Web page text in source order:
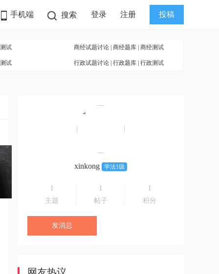
手机端 搜索 登录 注册 投稿
试 商经试题讨论 商经题库 商经测试
试 行政试题讨论 行政题库 行政测试
xinkong 学法1级
1
主题
1
帖子
1
积分
发消息